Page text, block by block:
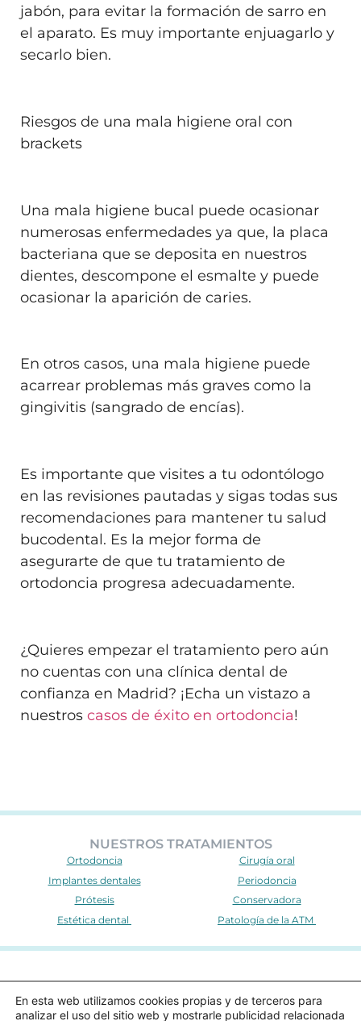
jabón, para evitar la formación de sarro en
el aparato. Es muy importante enjuagarlo y
secarlo bien.
Riesgos de una mala higiene oral con
brackets
Una mala higiene bucal puede ocasionar
numerosas enfermedades ya que, la placa
bacteriana que se deposita en nuestros
dientes, descompone el esmalte y puede
ocasionar la aparición de caries.
En otros casos, una mala higiene puede
acarrear problemas más graves como la
gingivitis (sangrado de encías).
Es importante que visites a tu odontólogo
en las revisiones pautadas y sigas todas sus
recomendaciones para mantener tu salud
bucodental. Es la mejor forma de
asegurarte de que tu tratamiento de
ortodoncia progresa adecuadamente.
¿Quieres empezar el tratamiento pero aún
no cuentas con una clínica dental de
confianza en Madrid? ¡Echa un vistazo a
nuestros casos de éxito en ortodoncia!
NUESTROS TRATAMIENTOS
Ortodoncia
Implantes dentales
Prótesis
Estética dental
Cirugía oral
Periodoncia
Conservadora
Patología de la ATM
Nº de autorización sanitaria: CS7211
En esta web utilizamos cookies propias y de terceros para
analizar el uso del sitio web y mostrarle publicidad relacionada